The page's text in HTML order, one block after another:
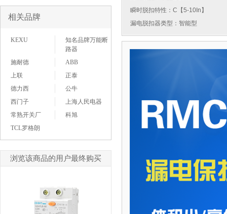
相关品牌
KEXU
知名品牌万能断
路器
施耐德
ABB
上联
正泰
德力西
公牛
西门子
上海人民电器
常熟开关厂
科旭
TCL罗格朗
浏览该商品的用户最终购买
瞬时脱扣特性：C【5-10In】
漏电脱扣器类型：智能型